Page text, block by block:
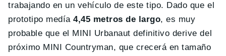
trabajando en un vehículo de este tipo. Dado que el
prototipo medía4,45 metros de largo, es muy
probable que el MINI Urbanaut definitivo derive del
próximo MINI Countryman, que crecerá en tamaño